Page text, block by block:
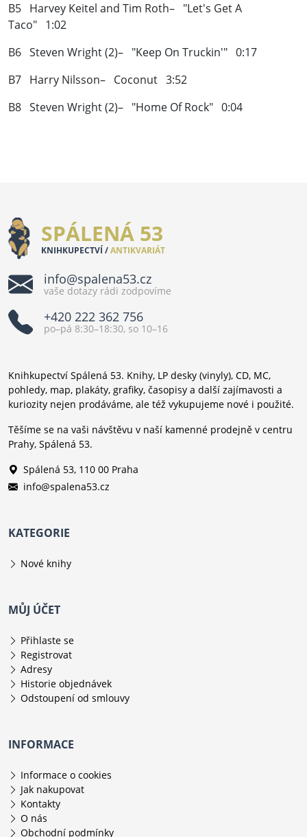
B5 Harvey Keitel and Tim Roth– "Let's Get A
Taco" 1:02
B6 Steven Wright (2)– "Keep On Truckin'" 0:17
B7 Harry Nilsson– Coconut 3:52
B8 Steven Wright (2)– "Home Of Rock" 0:04
SPÁLENÁ 53
KNIHKUPECTVÍ /ANTIKVARIÁT
info@spalena53.cz
vaše dotazy rádi zodpovíme
+420 222 362 756
po–pá 8:30–18:30, so 10–16
Knihkupectví Spálená 53. Knihy, LP desky (vinyly), CD, MC,
pohledy, map, plakáty, grafiky, časopisy a další zajímavosti a
kuriozity nejen prodáváme, ale též vykupujeme nové i použité.
Těšíme se na vaši návštěvu v naší kamenné prodejně v centru
Prahy, Spálená 53.
Spálená 53, 110 00 Praha
info@spalena53.cz
KATEGORIE
Nové knihy
MŮJ ÚČET
Přihlaste se
Registrovat
Adresy
Historie objednávek
Odstoupení od smlouvy
INFORMACE
Informace o cookies
Jak nakupovat
Kontakty
O nás
Obchodní podmínky